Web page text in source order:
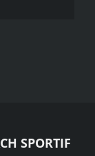
SPORTIF